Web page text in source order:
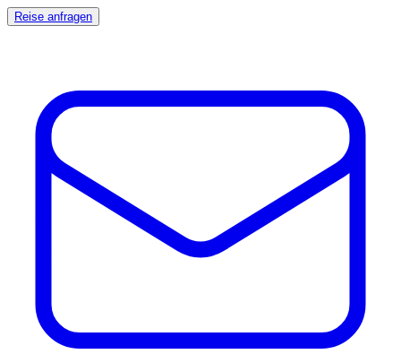
Reise anfragen